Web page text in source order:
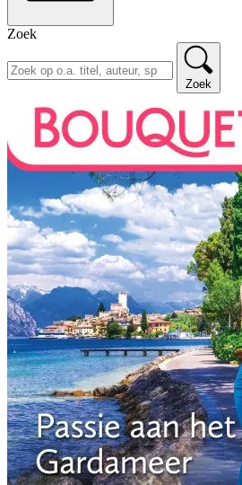
Zoek
Zoek